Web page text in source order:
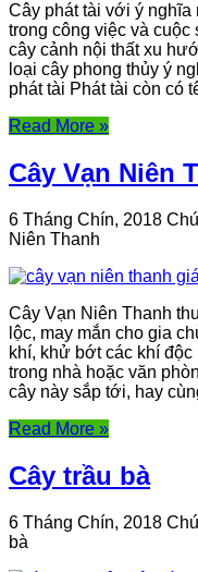
Cây phát tài với ý nghĩa
trong công việc và
cây cảnh nội thất xu
loại cây phong thủy ý
phát tài Phát tài còn có
Read More »
Cây Vạn Niên
6 Tháng Chín, 2018
Niên Thanh
Cây Vạn Niên Thanh
lộc, may mắn cho gia
khí, khử bớt các khí
trong nhà hoặc văn
cây này sắp tới, hay
Read More »
Cây trầu bà
6 Tháng Chín, 2018
bà